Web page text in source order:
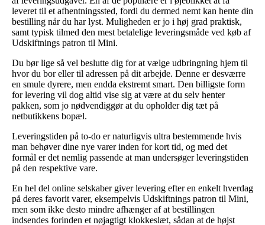
leveret til et afhentningssted, fordi du dermed nemt kan hente din
bestilling når du har lyst. Muligheden er jo i høj grad praktisk,
samt typisk tilmed den mest betalelige leveringsmåde ved køb af
Udskiftnings patron til Mini.
Du bør lige så vel beslutte dig for at vælge udbringning hjem til
hvor du bor eller til adressen på dit arbejde. Denne er desværre
en smule dyrere, men endda ekstremt smart. Den billigste form
for levering vil dog altid vise sig at være at du selv henter
pakken, som jo nødvendiggør at du opholder dig tæt på
netbutikkens bopæl.
Leveringstiden på to-do er naturligvis ultra bestemmende hvis
man behøver dine nye varer inden for kort tid, og med det
formål er det nemlig passende at man undersøger leveringstiden
på den respektive vare.
En hel del online selskaber giver levering efter en enkelt hverdag
på deres favorit varer, eksempelvis Udskiftnings patron til Mini,
men som ikke desto mindre afhænger af at bestillingen
indsendes forinden et nøjagtigt klokkeslæt, sådan at de højst